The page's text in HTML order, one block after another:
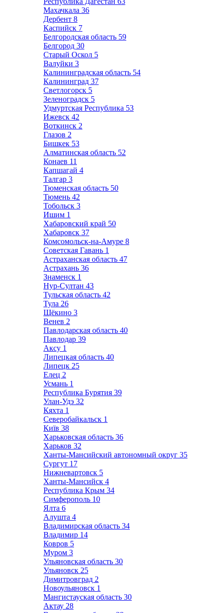
Махачкала 36
Дербент 8
Каспийск 7
Белгородская область 59
Белгород 30
Старый Оскол 5
Валуйки 3
Калининградская область 54
Калининград 37
Светлогорск 5
Зеленоградск 5
Удмуртская Республика 53
Ижевск 42
Воткинск 2
Глазов 2
Бишкек 53
Алматинская область 52
Конаев 11
Капшагай 4
Талгар 3
Тюменская область 50
Тюмень 42
Тобольск 3
Ишим 1
Хабаровский край 50
Хабаровск 37
Комсомольск-на-Амуре 8
Советская Гавань 1
Астраханская область 47
Астрахань 36
Знаменск 1
Нур-Султан 43
Тульская область 42
Тула 26
Щёкино 3
Венев 2
Павлодарская область 40
Павлодар 39
Аксу 1
Липецкая область 40
Липецк 25
Елец 2
Усмань 1
Республика Бурятия 39
Улан-Удэ 32
Кяхта 1
Северобайкальск 1
Київ 38
Харьковская область 36
Харьков 32
Ханты-Мансийский автономный округ 35
Сургут 17
Нижневартовск 5
Ханты-Мансийск 4
Республика Крым 34
Симферополь 10
Ялта 6
Алушта 4
Владимирская область 34
Владимир 14
Ковров 5
Муром 3
Ульяновская область 30
Ульяновск 25
Димитровград 2
Новоульяновск 1
Мангистауская область 30
Актау 28